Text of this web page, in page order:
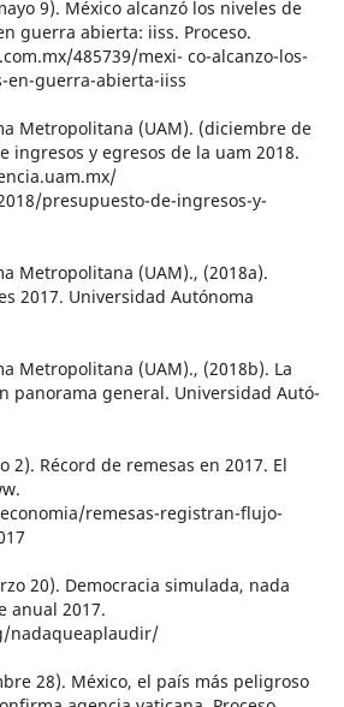
9). México alcanzó los niveles de
guerra abierta: iiss. Proceso.
485739/mexi- co-alcanzo-los-
en-guerra-abierta-iiss
Metropolitana (UAM). (diciembre de
ingresos y egresos de la uam 2018.
presupuesto-de-ingresos-y-
Metropolitana (UAM)., (2018a).
2017. Universidad Autónoma
Metropolitana (UAM)., (2018b). La
panorama general. Universidad Autó-
2). Récord de remesas en 2017. El
remesas-registran-flujo-
20). Democracia simulada, nada
anual 2017.
nadaqueaplaudir/
28). México, el país más peligroso